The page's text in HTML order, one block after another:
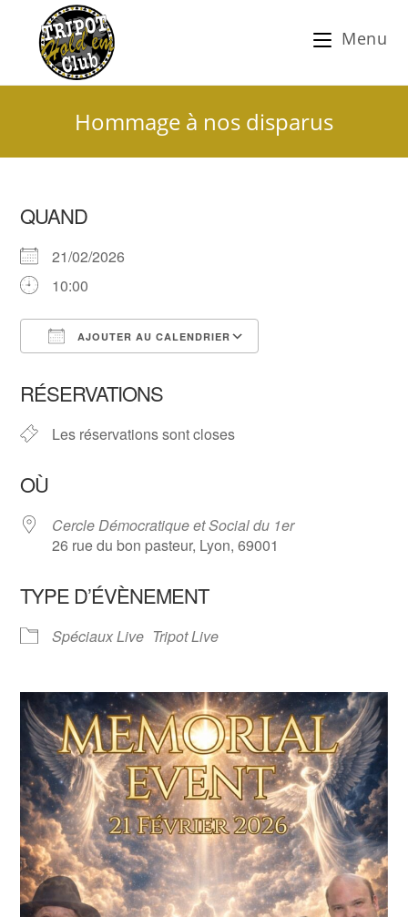
Menu
Hommage à nos disparus
QUAND
21/02/2026
10:00
AJOUTER AU CALENDRIER
RÉSERVATIONS
Les réservations sont closes
OÙ
Cercle Démocratique et Social du 1er
26 rue du bon pasteur, Lyon, 69001
TYPE D’ÉVÈNEMENT
Spéciaux Live Tripot Live